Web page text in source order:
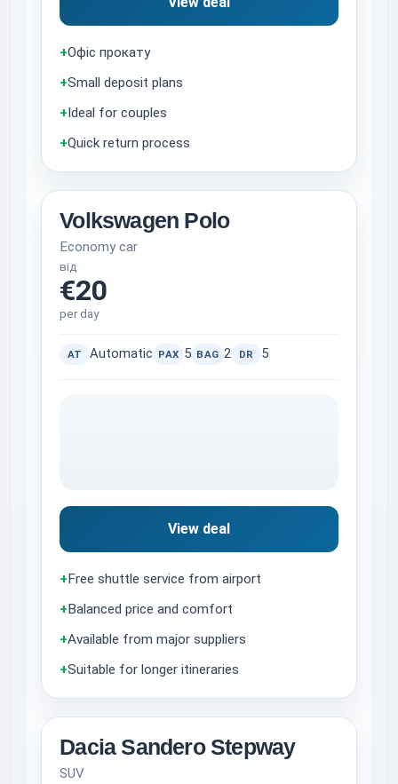
+Офіс прокату
+Small deposit plans
+Ideal for couples
+Quick return process
Volkswagen Polo
Economy car
від
€20
per day
AT Automatic PAX 5 BAG 2 DR 5
View deal
+Free shuttle service from airport
+Balanced price and comfort
+Available from major suppliers
+Suitable for longer itineraries
Dacia Sandero Stepway
SUV